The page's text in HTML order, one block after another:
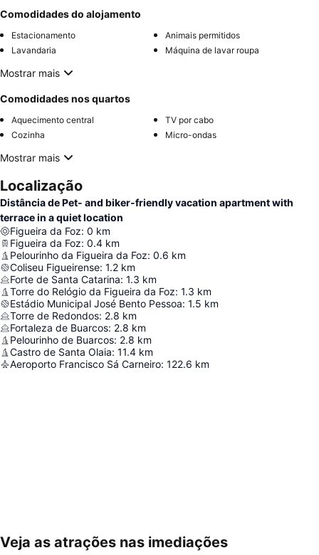
Comodidades do alojamento
Estacionamento
Animais permitidos
Lavandaria
Máquina de lavar roupa
Mostrar mais
Comodidades nos quartos
Aquecimento central
TV por cabo
Cozinha
Micro-ondas
Mostrar mais
Localização
Distância de Pet- and biker-friendly vacation apartment with
terrace in a quiet location
Figueira da Foz: 0 km
Figueira da Foz: 0.4 km
Pelourinho da Figueira da Foz: 0.6 km
Coliseu Figueirense: 1.2 km
Forte de Santa Catarina: 1.3 km
Torre do Relógio da Figueira da Foz: 1.3 km
Estádio Municipal José Bento Pessoa: 1.5 km
Torre de Redondos: 2.8 km
Fortaleza de Buarcos: 2.8 km
Pelourinho de Buarcos: 2.8 km
Castro de Santa Olaia: 11.4 km
Aeroporto Francisco Sá Carneiro: 122.6 km
Ampliar mapa
Veja as atrações nas imediações